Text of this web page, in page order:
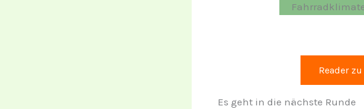
Reader
Es geht in die nächste Runde